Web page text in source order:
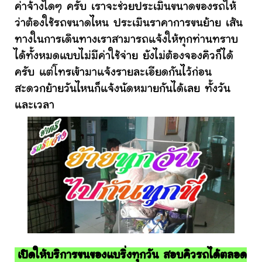
ค่าจ้างใดๆ ครับ เราจะช่วยประเมินขนาดของรถให้
ว่าต้องใช้รถขนาดไหน ประเมินราคาการขนย้าย เส้น
ทางในการเดินทางเราสามารถแจ้งให้ทุกท่านทราบ
ได้ทั้งหมดแบบไม่มีค่าใช้จ่าย ยังไม่ต้องจองคิวก็ได้
ครับ แต่โทรเข้ามาแจ้งรายละเอียดกันไว้ก่อน
สะดวกย้ายวันไหนก็แจ้งนัดหมายกันได้เลย ทั้งวัน
และเวลา
เปิดให้บริการขนของแบริ่งทุกวัน สอบคิวรถได้ตลอด